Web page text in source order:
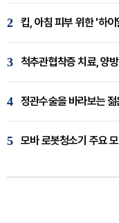
2 킵, 아침 피부 위한 '하
3
4 정관수술을 바라보는
5 모바 로봇청소기 주요